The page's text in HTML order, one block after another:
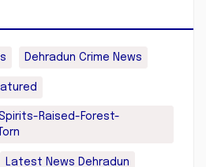
Dehradun Crime News
Raised-Forest-
Latest News Dehradun